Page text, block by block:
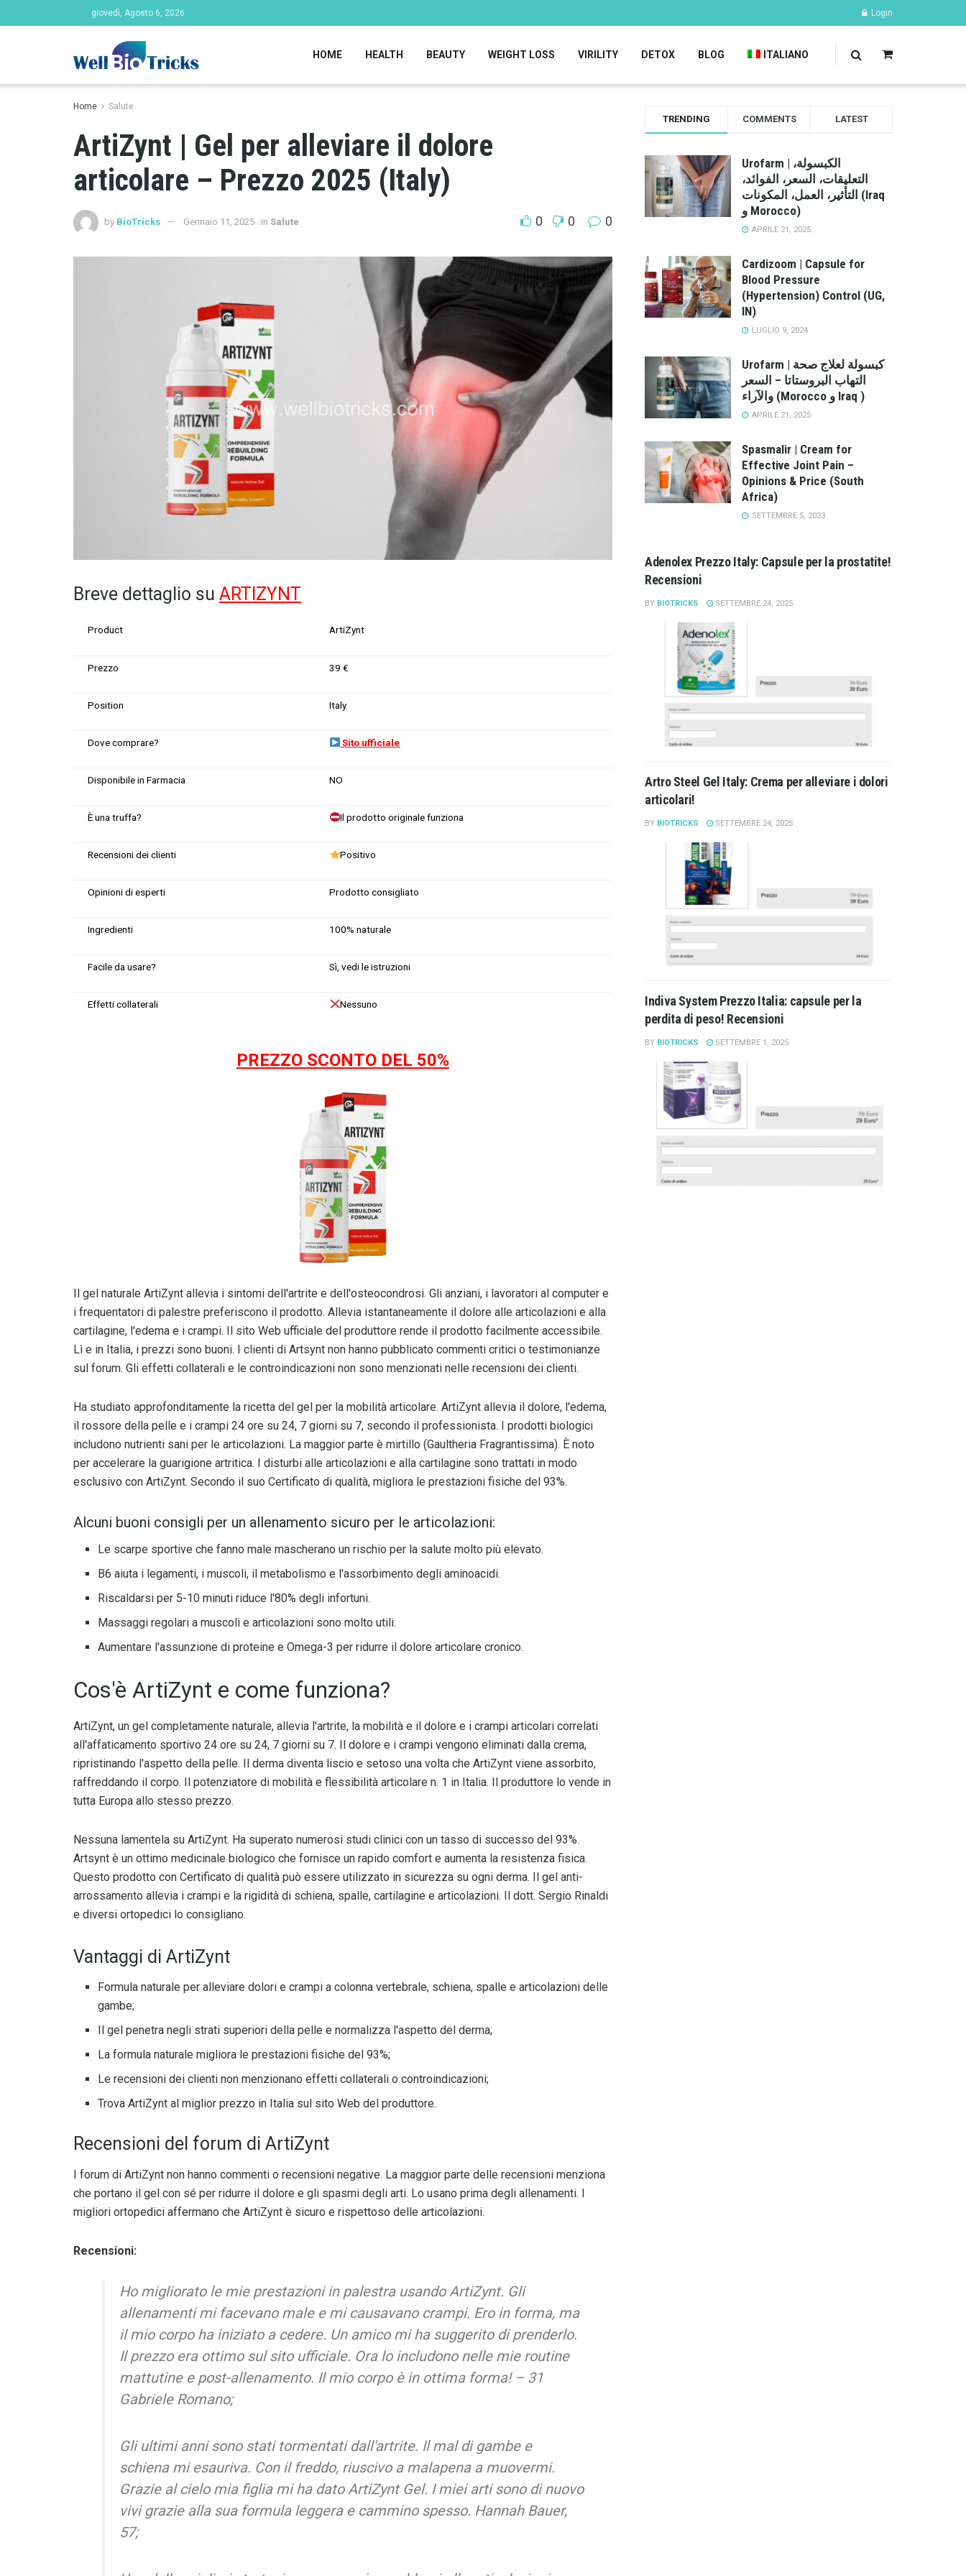
giovedì, Agosto 6, 2026 Login
HOME HEALTH BEAUTY WEIGHT LOSS VIRILITY DETOX BLOG ITALIANO
Home Salute
ArtiZynt | Gel per alleviare il dolore
articolare – Prezzo 2025 (Italy)
by BioTricks Gennaio 11, 2025 in Salute 0 0 0
Breve dettaglio su ARTIZYNT
Product ArtiZynt
Prezzo 39 €
Position Italy
Dove comprare? Sito ufficiale
Disponibile in Farmacia NO
È una truffa? Il prodotto originale funziona
Recensioni dei clienti Positivo
Opinioni di esperti Prodotto consigliato
Ingredienti 100% naturale
Facile da usare? Sì, vedi le istruzioni
Effetti collaterali Nessuno
PREZZO SCONTO DEL 50%
Il gel naturale ArtiZynt allevia i sintomi dell'artrite e dell'osteocondrosi. Gli anziani, i lavoratori al computer e
i frequentatori di palestre preferiscono il prodotto. Allevia istantaneamente il dolore alle articolazioni e alla
cartilagine, l'edema e i crampi. Il sito Web ufficiale del produttore rende il prodotto facilmente accessibile.
Lì e in Italia, i prezzi sono buoni. I clienti di Artsynt non hanno pubblicato commenti critici o testimonianze
sul forum. Gli effetti collaterali e le controindicazioni non sono menzionati nelle recensioni dei clienti.
Ha studiato approfonditamente la ricetta del gel per la mobilità articolare. ArtiZynt allevia il dolore, l'edema,
il rossore della pelle e i crampi 24 ore su 24, 7 giorni su 7, secondo il professionista. I prodotti biologici
includono nutrienti sani per le articolazioni. La maggior parte è mirtillo (Gaultheria Fragrantissima). È noto
per accelerare la guarigione artritica. I disturbi alle articolazioni e alla cartilagine sono trattati in modo
esclusivo con ArtiZynt. Secondo il suo Certificato di qualità, migliora le prestazioni fisiche del 93%.
Alcuni buoni consigli per un allenamento sicuro per le articolazioni:
Le scarpe sportive che fanno male mascherano un rischio per la salute molto più elevato.
B6 aiuta i legamenti, i muscoli, il metabolismo e l'assorbimento degli aminoacidi.
Riscaldarsi per 5-10 minuti riduce l'80% degli infortuni.
Massaggi regolari a muscoli e articolazioni sono molto utili.
Aumentare l'assunzione di proteine ​​e Omega-3 per ridurre il dolore articolare cronico.
Cos'è ArtiZynt e come funziona?
ArtiZynt, un gel completamente naturale, allevia l'artrite, la mobilità e il dolore e i crampi articolari correlati
all'affaticamento sportivo 24 ore su 24, 7 giorni su 7. Il dolore e i crampi vengono eliminati dalla crema,
ripristinando l'aspetto della pelle. Il derma diventa liscio e setoso una volta che ArtiZynt viene assorbito,
raffreddando il corpo. Il potenziatore di mobilità e flessibilità articolare n. 1 in Italia. Il produttore lo vende in
tutta Europa allo stesso prezzo.
Nessuna lamentela su ArtiZynt. Ha superato numerosi studi clinici con un tasso di successo del 93%.
Artsynt è un ottimo medicinale biologico che fornisce un rapido comfort e aumenta la resistenza fisica.
Questo prodotto con Certificato di qualità può essere utilizzato in sicurezza su ogni derma. Il gel anti-
arrossamento allevia i crampi e la rigidità di schiena, spalle, cartilagine e articolazioni. Il dott. Sergio Rinaldi
e diversi ortopedici lo consigliano.
Vantaggi di ArtiZynt
Formula naturale per alleviare dolori e crampi a colonna vertebrale, schiena, spalle e articolazioni delle
gambe;
Il gel penetra negli strati superiori della pelle e normalizza l'aspetto del derma;
La formula naturale migliora le prestazioni fisiche del 93%;
Le recensioni dei clienti non menzionano effetti collaterali o controindicazioni;
Trova ArtiZynt al miglior prezzo in Italia sul sito Web del produttore.
Recensioni del forum di ArtiZynt
I forum di ArtiZynt non hanno commenti o recensioni negative. La maggior parte delle recensioni menziona
che portano il gel con sé per ridurre il dolore e gli spasmi degli arti. Lo usano prima degli allenamenti. I
migliori ortopedici affermano che ArtiZynt è sicuro e rispettoso delle articolazioni.
Recensioni:
Ho migliorato le mie prestazioni in palestra usando ArtiZynt. Gli
allenamenti mi facevano male e mi causavano crampi. Ero in forma, ma
il mio corpo ha iniziato a cedere. Un amico mi ha suggerito di prenderlo.
Il prezzo era ottimo sul sito ufficiale. Ora lo includono nelle mie routine
mattutine e post-allenamento. Il mio corpo è in ottima forma! – 31
Gabriele Romano;
Gli ultimi anni sono stati tormentati dall'artrite. Il mal di gambe e
schiena mi esauriva. Con il freddo, riuscivo a malapena a muovermi.
Grazie al cielo mia figlia mi ha dato ArtiZynt Gel. I miei arti sono di nuovo
vivi grazie alla sua formula leggera e cammino spesso. Hannah Bauer,
57;
TRENDING COMMENTS LATEST
Urofarm | الكبسولة،
التعليقات، السعر، الفوائد،
التأثير، العمل، المكونات (Iraq
و Morocco)
APRILE 21, 2025
Cardizoom | Capsule for
Blood Pressure
(Hypertension) Control (UG,
IN)
LUGLIO 9, 2024
Urofarm | كبسولة لعلاج صحة
التهاب البروستاتا – السعر
والآراء (Morocco و Iraq )
APRILE 21, 2025
Spasmalir | Cream for
Effective Joint Pain –
Opinions & Price (South
Africa)
SETTEMBRE 5, 2023
Adenolex Prezzo Italy: Capsule per la prostatite!
Recensioni
BY BIOTRICKS SETTEMBRE 24, 2025
Artro Steel Gel Italy: Crema per alleviare i dolori
articolari!
BY BIOTRICKS SETTEMBRE 24, 2025
Indiva System Prezzo Italia: capsule per la
perdita di peso! Recensioni
BY BIOTRICKS SETTEMBRE 1, 2025